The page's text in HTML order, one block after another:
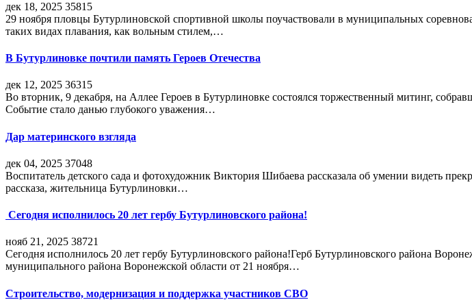
дек 18, 2025 35815
29 ноября пловцы Бутурлиновской спортивной школы поучаствовали в муниципальных
таких видах плавания, как вольным стилем,…
В Бутурлиновке почтили память Героев Отечества
дек 12, 2025 36315
Во вторник, 9 декабря, на Аллее Героев в Бутурлиновке состоялся торжественный митинг,
Событие стало данью глубокого уважения…
Дар материнского взгляда
дек 04, 2025 37048
Воспитатель детского сада и фотохудожник Виктория Шибаева рассказала об умении видеть
рассказа, жительница Бутурлиновки…
Сегодня исполнилось 20 лет гербу Бутурлиновского района!
нояб 21, 2025 38721
Сегодня исполнилось 20 лет гербу Бутурлиновского района!Герб Бутурлиновского района
муниципального района Воронежской области от 21 ноября…
Строительство, модернизация и поддержка участников СВО